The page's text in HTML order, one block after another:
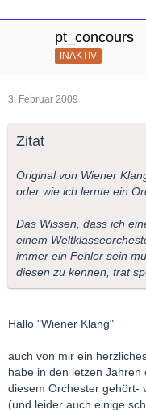
pt_concours
INAKTIV
3. Februar 2009
Zitat
Original von Wiener
oder wie ich lernte ein
Das Wissen, dass ich
einem
immer ein Fehler sein
diesen zu kennen, trat
Hallo "Wiener Klang"
auch von mir ein
habe in den letzen
diesem Orchester gehört-
(und leider auch einige